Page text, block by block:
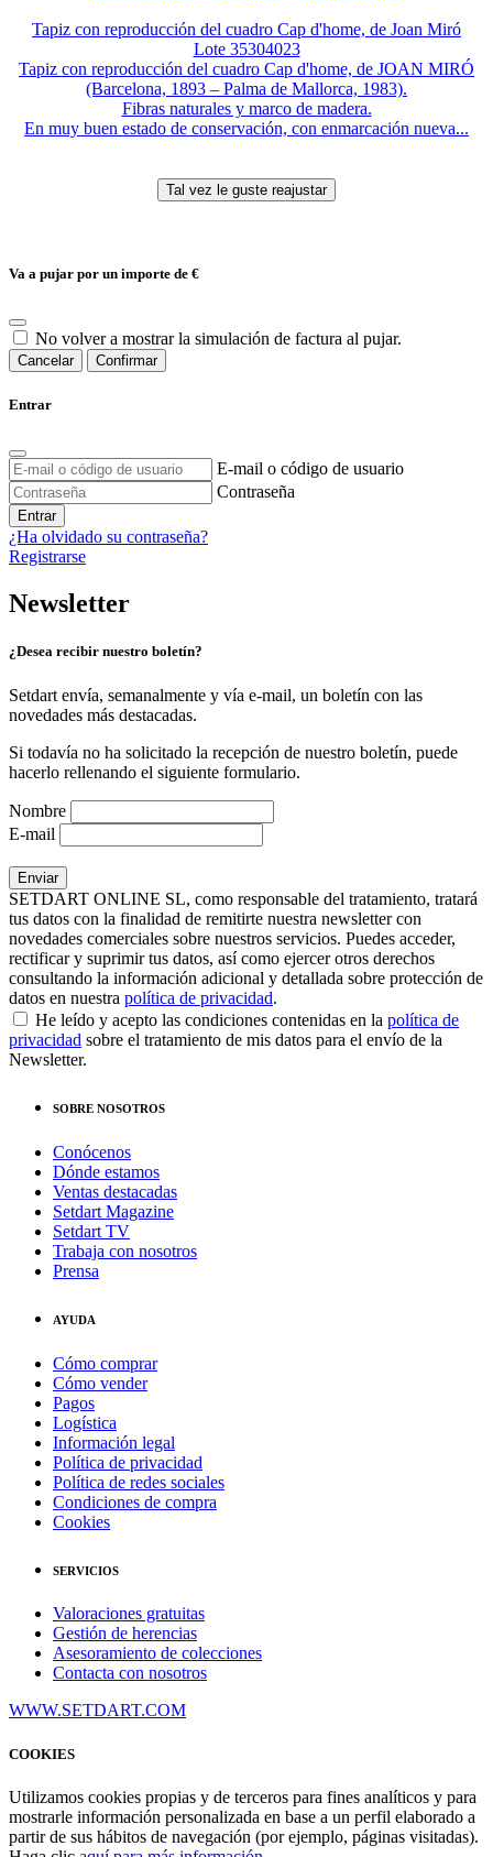
Tapiz con reproducción del cuadro Cap d'home, de Joan Miró
Lote 35304023
Tapiz con reproducción del cuadro Cap d'home, de JOAN MIRÓ
(Barcelona, 1893 – Palma de Mallorca, 1983).
Fibras naturales y marco de madera.
En muy buen estado de conservación, con enmarcación nueva...
Va a pujar por un importe de €
No volver a mostrar la simulación de factura al pujar.
Cancelar Confirmar
Entrar
E-mail o código de usuario
Contraseña
Entrar
¿Ha olvidado su contraseña?
Registrarse
Newsletter
¿Desea recibir nuestro boletín?
Setdart envía, semanalmente y vía e-mail, un boletín con las
novedades más destacadas.
Si todavía no ha solicitado la recepción de nuestro boletín, puede
hacerlo rellenando el siguiente formulario.
Nombre
E-mail
SETDART ONLINE SL, como responsable del tratamiento, tratará
tus datos con la finalidad de remitirte nuestra newsletter con
novedades comerciales sobre nuestros servicios. Puedes acceder,
rectificar y suprimir tus datos, así como ejercer otros derechos
consultando la información adicional y detallada sobre protección de
datos en nuestra política de privacidad.
He leído y acepto las condiciones contenidas en la política de
privacidad sobre el tratamiento de mis datos para el envío de la
Newsletter.
SOBRE NOSOTROS
Conócenos
Dónde estamos
Ventas destacadas
Setdart Magazine
Setdart TV
Trabaja con nosotros
Prensa
AYUDA
Cómo comprar
Cómo vender
Pagos
Logística
Información legal
Política de privacidad
Política de redes sociales
Condiciones de compra
Cookies
SERVICIOS
Valoraciones gratuitas
Gestión de herencias
Asesoramiento de colecciones
Contacta con nosotros
WWW.SETDART.COM
COOKIES
Utilizamos cookies propias y de terceros para fines analíticos y para
mostrarle información personalizada en base a un perfil elaborado a
partir de sus hábitos de navegación (por ejemplo, páginas visitadas).